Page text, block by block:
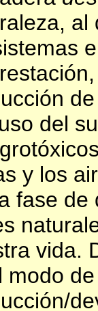
al
del
y los
fase de
vida.
modo de